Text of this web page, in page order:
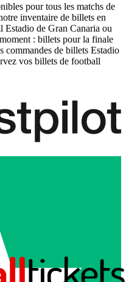
pour tous les matchs de
inventaire de billets en
Estadio de Gran Canaria ou
: billets pour la finale
commandes de billets Estadio
vos billets de football